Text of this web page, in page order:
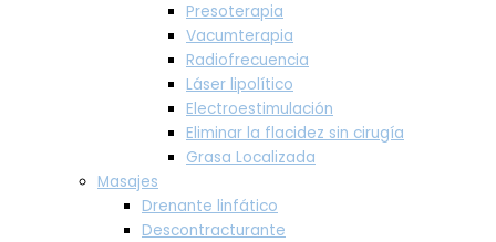
Presoterapia
Vacumterapia
Radiofrecuencia
Láser lipolítico
Electroestimulación
Eliminar la flacidez sin cirugía
Grasa Localizada
Masajes
Drenante linfático
Descontracturante